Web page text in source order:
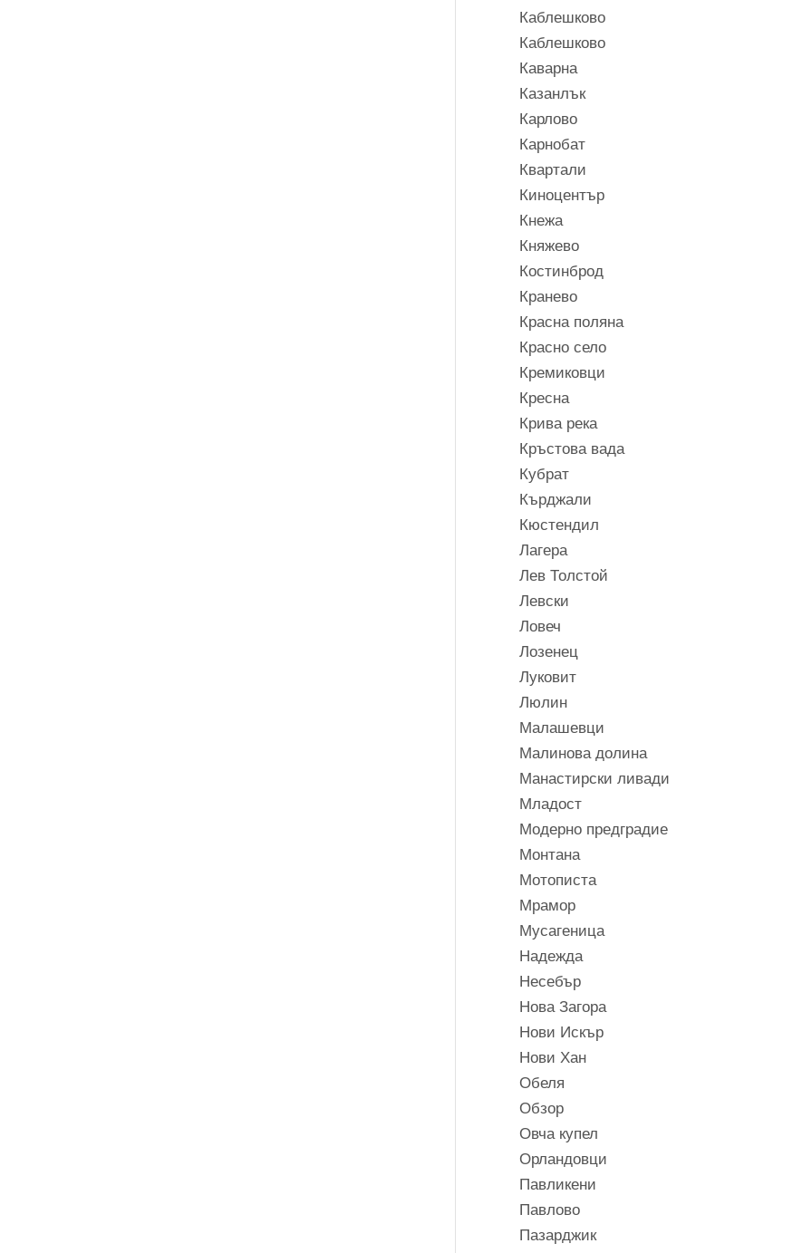
Каблешково
Каблешково
Каварна
Казанлък
Карлово
Карнобат
Квартали
Киноцентър
Кнежа
Княжево
Костинброд
Кранево
Красна поляна
Красно село
Кремиковци
Кресна
Крива река
Кръстова вада
Кубрат
Кърджали
Кюстендил
Лагера
Лев Толстой
Левски
Ловеч
Лозенец
Луковит
Люлин
Малашевци
Малинова долина
Манастирски ливади
Младост
Модерно предградие
Монтана
Мотописта
Мрамор
Мусагеница
Надежда
Несебър
Нова Загора
Нови Искър
Нови Хан
Обеля
Обзор
Овча купел
Орландовци
Павликени
Павлово
Пазарджик